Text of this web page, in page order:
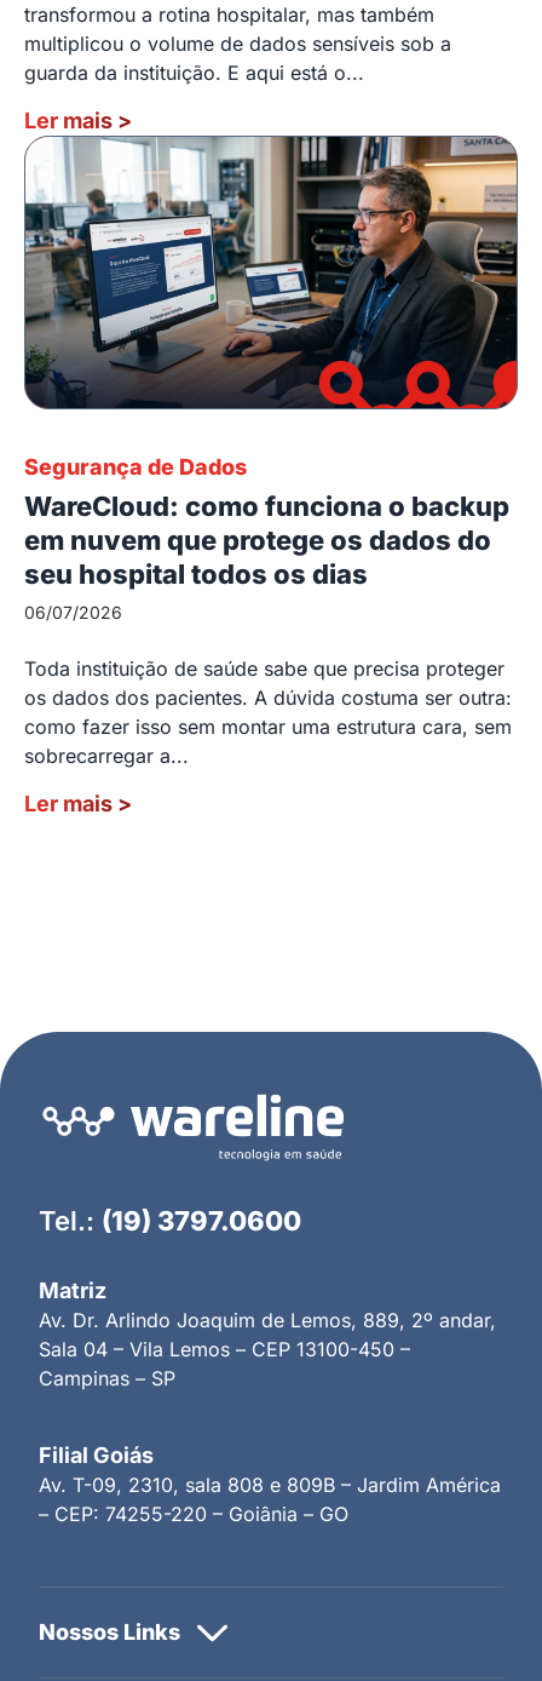
transformou a rotina hospitalar, mas também
multiplicou o volume de dados sensíveis sob a
guarda da instituição. E aqui está o...
Ler mais >
Segurança de Dados
WareCloud: como funciona o backup
em nuvem que protege os dados do
seu hospital todos os dias
06/07/2026
Toda instituição de saúde sabe que precisa proteger
os dados dos pacientes. A dúvida costuma ser outra:
como fazer isso sem montar uma estrutura cara, sem
sobrecarregar a...
Ler mais >
Tel.: (19) 3797.0600
Matriz
Av. Dr. Arlindo Joaquim de Lemos, 889, 2º andar,
Sala 04 – Vila Lemos – CEP 13100-450 –
Campinas – SP
Filial Goiás
Av. T-09, 2310, sala 808 e 809B – Jardim América
– CEP: 74255-220 – Goiânia – GO